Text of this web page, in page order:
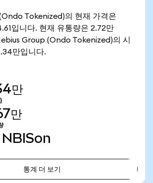
Tokenized)의 현재 가격은
입니다. 현재 유통량은 2.72만
Group (Ondo Tokenized)의 시
만입니다.
만
만
NBISon
통계 더 보기